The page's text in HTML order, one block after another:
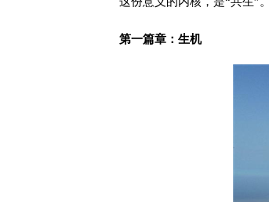
第一篇章：生机